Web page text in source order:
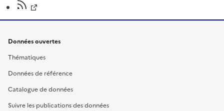
Données ouvertes
Thématiques
Données de référence
Catalogue de données
Suivre les publications des données